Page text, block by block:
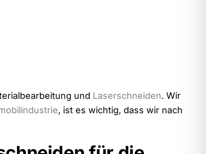
und Laserschneiden. Wir
, ist es wichtig, dass wir nach